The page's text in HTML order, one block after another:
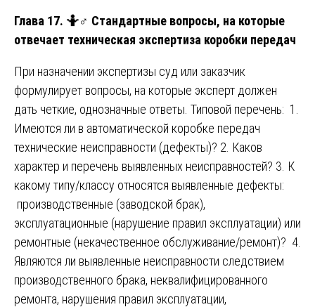
Глава 17. 🤷♂️ Стандартные вопросы, на которые
отвечает техническая экспертиза коробки передач
При назначении экспертизы суд или заказчик
формулирует вопросы, на которые эксперт должен
дать четкие, однозначные ответы. Типовой перечень: 1.
Имеются ли в автоматической коробке передач
технические неисправности (дефекты)? 2. Каков
характер и перечень выявленных неисправностей? 3. К
какому типу/классу относятся выявленные дефекты:
производственные (заводской брак),
эксплуатационные (нарушение правил эксплуатации) или
ремонтные (некачественное обслуживание/ремонт)? 4.
Являются ли выявленные неисправности следствием
производственного брака, неквалифицированного
ремонта, нарушения правил эксплуатации,